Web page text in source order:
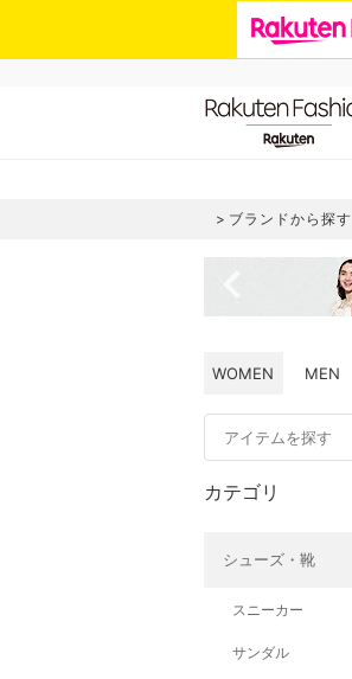
ブランドから探す
WOMEN MEN
カテゴリ
シューズ・靴
スニーカー
サンダル